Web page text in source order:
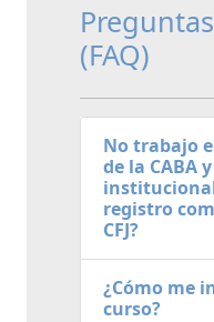
(FAQ)
No trabajo
de la CABA
registro
CFJ?
¿Cómo me
curso?